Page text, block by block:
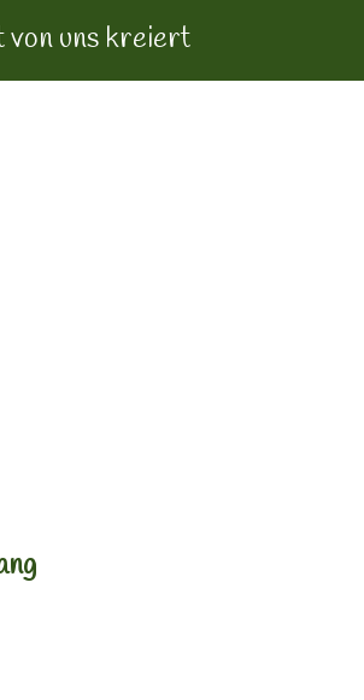
uns kreiert